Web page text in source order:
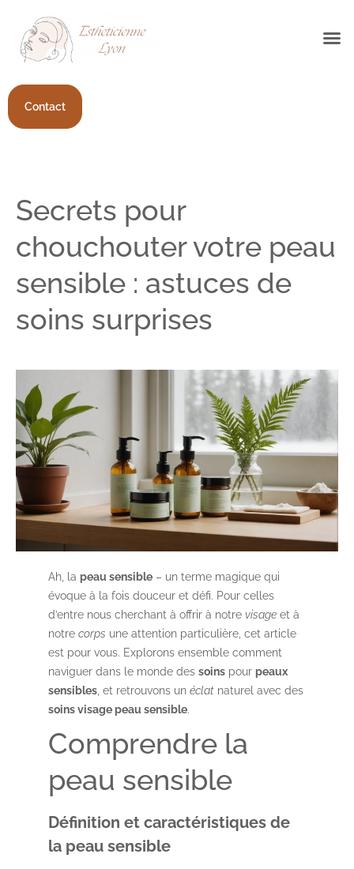
Contact
Secrets pour
chouchouter votre peau
sensible : astuces de
soins surprises
Ah, la peau sensible– un terme magique qui
évoque à la fois douceur et défi. Pour celles
d’entre nous cherchant à offrir à notre visageet à
notre corps une attention particulière, cet article
est pour vous. Explorons ensemble comment
naviguer dans le monde des soinspour peaux
sensibles, et retrouvons un éclatnaturel avec des
soins visage peau sensible.
Comprendre la
peau sensible
Définition et caractéristiques de
la peau sensible